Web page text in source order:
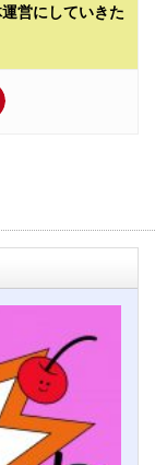
営にしていきた